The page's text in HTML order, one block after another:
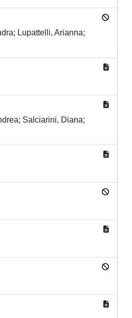
Lupattelli, Arianna;
Salciarini, Diana;